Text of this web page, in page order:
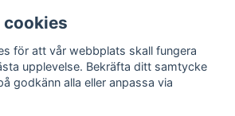
cookies
för att vår webbplats skall fungera
upplevelse. Bekräfta ditt samtycke
godkänn alla eller anpassa via